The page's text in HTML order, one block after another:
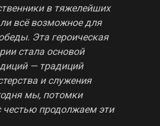
в тяжелейших
всё возможное для
Эта героическая
стала основой
— традиций
и служения
мы, потомки
честью продолжаем эти